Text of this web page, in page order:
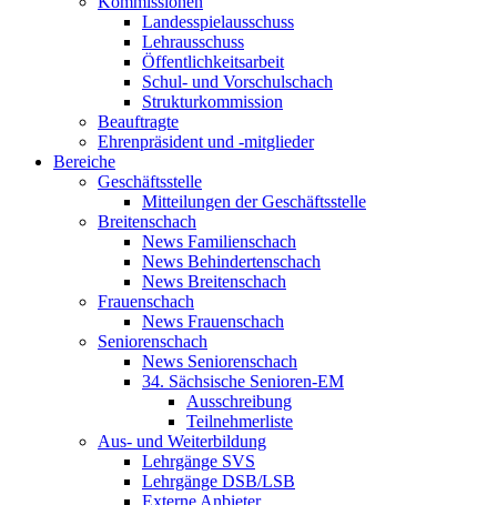
Landesspielausschuss
Lehrausschuss
Öffentlichkeitsarbeit
Schul- und Vorschulschach
Strukturkommission
Beauftragte
Ehrenpräsident und -mitglieder
Bereiche
Geschäftsstelle
Mitteilungen der Geschäftsstelle
Breitenschach
News Familienschach
News Behindertenschach
News Breitenschach
Frauenschach
News Frauenschach
Seniorenschach
News Seniorenschach
34. Sächsische Senioren-EM
Ausschreibung
Teilnehmerliste
Aus- und Weiterbildung
Lehrgänge SVS
Lehrgänge DSB/LSB
Externe Anbieter